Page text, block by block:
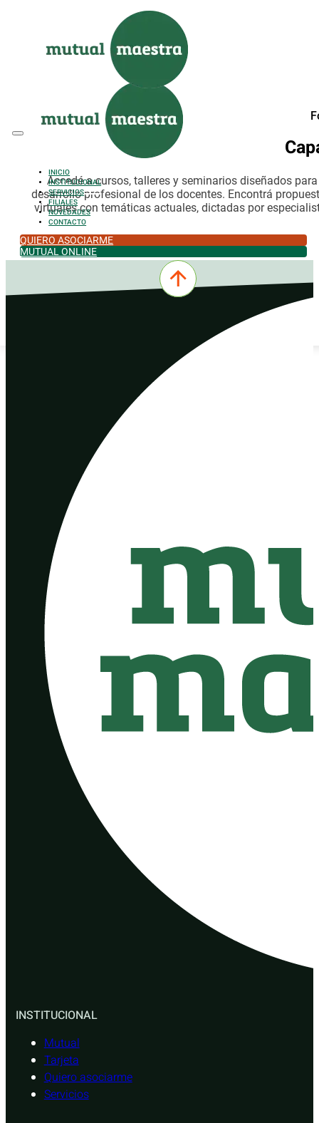
Saltar al pie de página
INICIO
INSTITUCIONAL
SERVICIOS
FILIALES
NOVEDADES
CONTACTO
QUIERO ASOCIARME
MUTUAL ONLINE
Accedé a cursos, talleres y seminarios diseñados
desarrollo profesional de los docentes. Encontrá
virtuales con temáticas actuales, dictadas por
INSTITUCIONAL
Mutual
Tarjeta
Quiero asociarme
Servicios